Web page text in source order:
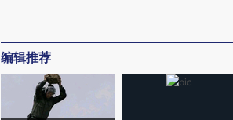
编辑推荐